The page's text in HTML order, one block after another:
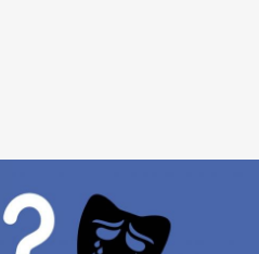
hal­ter: Nye CBS-